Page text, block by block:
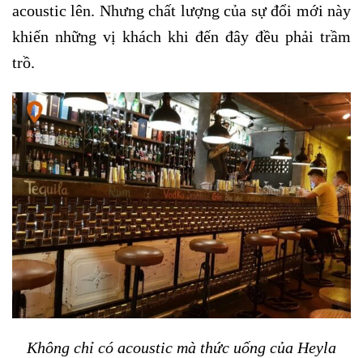
acoustic lên. Nhưng chất lượng của sự đổi mới này
khiến những vị khách khi đến đây đều phải trầm
trồ.
Không chỉ có acoustic mà thức uống của Heyla